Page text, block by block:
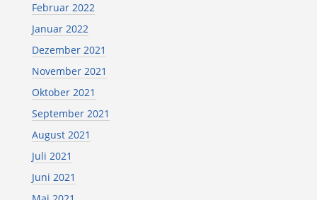
Februar 2022
Januar 2022
Dezember 2021
November 2021
Oktober 2021
September 2021
August 2021
Juli 2021
Juni 2021